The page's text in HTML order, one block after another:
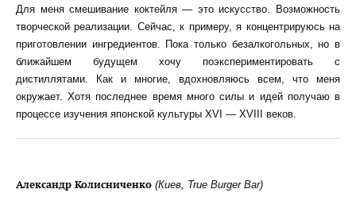
Для меня смешивание коктейля — это искусство. Возможность
творческой реализации. Сейчас, к примеру, я концентрируюсь на
приготовлении ингредиентов. Пока только безалкогольных, но в
ближайшем будущем хочу поэкспериментировать с
дистиллятами. Как и многие, вдохновляюсь всем, что меня
окружает. Хотя последнее время много силы и идей получаю в
процессе изучения японской культуры XVI — XVIII веков.
Александр Колисниченко (Киев, True Burger Bar)